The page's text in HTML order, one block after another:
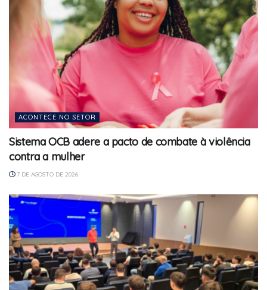
ACONTECE NO SETOR
Sistema OCB adere a pacto de combate à violência
contra a mulher
7 DE AGOSTO DE 2026